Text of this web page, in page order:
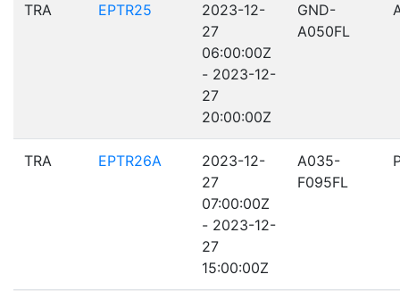
TRA EPTR25
2023-12-
27
06:00:00Z
- 2023-12-
27
20:00:00Z
GND-
A050FL
TRA EPTR26A
2023-12-
27
07:00:00Z
- 2023-12-
27
15:00:00Z
A035-
F095FL